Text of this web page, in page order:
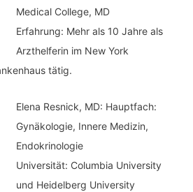
Medical College, MD
Erfahrung: Mehr als 10 Jahre als
Arzthelferin im New York
tätig.
Elena Resnick, MD: Hauptfach:
Gynäkologie, Innere Medizin,
Endokrinologie
Universität: Columbia University
und Heidelberg University